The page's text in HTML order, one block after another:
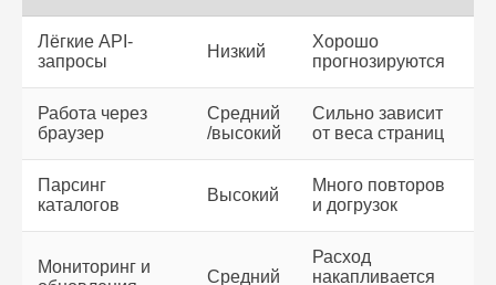
Лёгкие API-
запросы
Низкий
Хорошо
прогнозируются
Работа через
браузер
Средний
/высокий
Сильно зависит
от веса страниц
Парсинг
каталогов
Высокий
Много повторов
и догрузок
Мониторинг и
Средний
Расход
накапливается